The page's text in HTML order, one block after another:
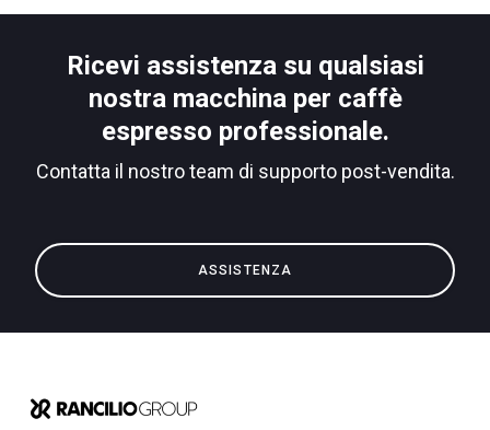
Ricevi assistenza su qualsiasi
nostra macchina per caffè
espresso professionale.
Contatta il nostro team di supporto post-vendita.
ASSISTENZA
Tutti
Altro
Contattaci